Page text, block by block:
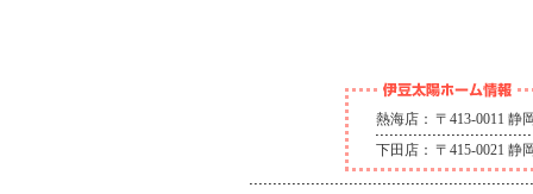
熱海店： 〒413-0011 静
下田店： 〒415-0021 静